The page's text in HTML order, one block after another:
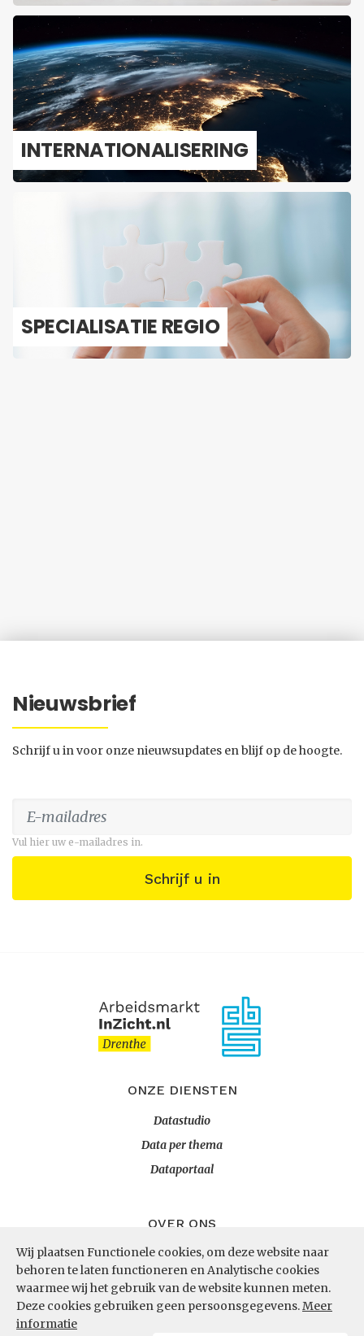
Wij plaatsen Functionele cookies, om deze website naar
behoren te laten functioneren en Analytische cookies
waarmee wij het gebruik van de website kunnen meten.
Deze cookies gebruiken geen persoonsgegevens.Meer
informatie
IN­TER­NA­TI­O­NA­LI­SE­RING
SPE­CI­A­LI­SA­TIE REGIO
Nieuwsbrief
Schrijf u in voor onze nieuwsupdates en blijf op de hoogte.
Vul hier uw e-mailadres in.
Schrijf u in
ONZE DIENSTEN
Datastudio
Data per thema
Dataportaal
OVER ONS
InZicht
Contact